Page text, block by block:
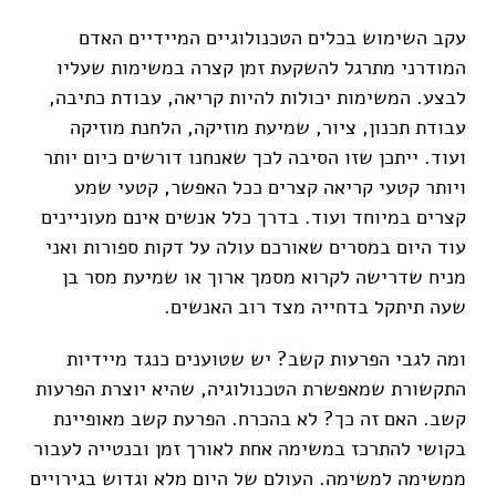
עקב השימוש בכלים הטכנולוגיים המיידיים האדם
המודרני מתרגל להשקעת זמן קצרה במשימות שעליו
לבצע. המשימות יכולות להיות קריאה, עבודת כתיבה,
עבודת תכנון, ציור, שמיעת מוזיקה, הלחנת מוזיקה
ועוד. ייתכן שזו הסיבה לכך שאנחנו דורשים כיום יותר
ויותר קטעי קריאה קצרים ככל האפשר, קטעי שמע
קצרים במיוחד ועוד. בדרך כלל אנשים אינם מעוניינים
עוד היום במסרים שאורכם עולה על דקות ספורות ואני
מניח שדרישה לקרוא מסמך ארוך או שמיעת מסר בן
שעה תיתקל בדחייה מצד רוב האנשים.
ומה לגבי הפרעות קשב? יש שטוענים כנגד מיידיות
התקשורת שמאפשרת הטכנולוגיה, שהיא יוצרת הפרעות
קשב. האם זה כך? לא בהכרח. הפרעת קשב מאופיינת
בקושי להתרכז במשימה אחת לאורך זמן ובנטייה לעבור
ממשימה למשימה. העולם של היום מלא וגדוש בגירויים